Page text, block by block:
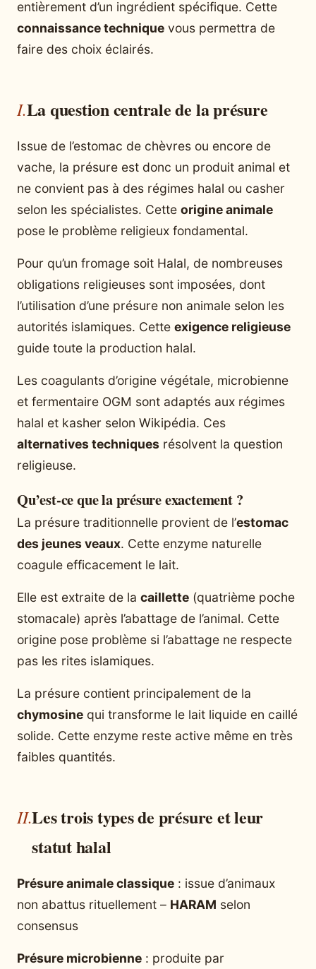
entièrement d’un ingrédient spécifique. Cette
connaissance technique vous permettra de
faire des choix éclairés.
La question centrale de la présure
Issue de l’estomac de chèvres ou encore de
vache, la présure est donc un produit animal et
ne convient pas à des régimes halal ou casher
selon les spécialistes. Cette origine animale
pose le problème religieux fondamental.
Pour qu’un fromage soit Halal, de nombreuses
obligations religieuses sont imposées, dont
l’utilisation d’une présure non animale selon les
autorités islamiques. Cette exigence religieuse
guide toute la production halal.
Les coagulants d’origine végétale, microbienne
et fermentaire OGM sont adaptés aux régimes
halal et kasher selon Wikipédia. Ces
alternatives techniques résolvent la question
religieuse.
Qu’est-ce que la présure exactement ?
La présure traditionnelle provient de l’estomac
des jeunes veaux. Cette enzyme naturelle
coagule efficacement le lait.
Elle est extraite de la caillette (quatrième poche
stomacale) après l’abattage de l’animal. Cette
origine pose problème si l’abattage ne respecte
pas les rites islamiques.
La présure contient principalement de la
chymosine qui transforme le lait liquide en caillé
solide. Cette enzyme reste active même en très
faibles quantités.
Les trois types de présure et leur
statut halal
Présure animale classique : issue d’animaux
non abattus rituellement – HARAM selon
consensus
Présure microbienne : produite par